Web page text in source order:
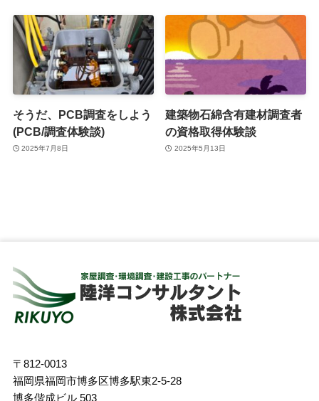
そうだ、PCB調査をしよう
(PCB/調査体験談)
2025年7月8日
建築物石綿含有建材調査者
の資格取得体験談
2025年5月13日
〒812-0013
福岡県福岡市博多区博多駅東2-5-28
博多偕成ビル 503